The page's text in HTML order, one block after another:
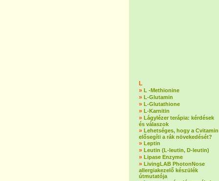
L
» L -Methionine
» L-Glutamin
» L-Glutathione
» L-Karnitin
» Lágylézer terápia: kérdések
és válaszok
» Lehetséges, hogy a Cvitamin
elősegíti a rák növekedését?
» Leptin
» Leutin (L-leutin, D-leutin)
» Lipase Enzyme
» LivingLAB PhotonNose
allergiakezelő készülék
útmutatója